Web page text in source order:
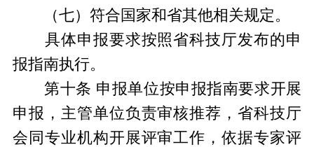
（七）符合国家和省其他相关规定。
具体申报要求按照省科技厅发布的申
报指南执行。
第十条 申报单位按申报指南要求开展
申报，主管单位负责审核推荐，省科技厅
会同专业机构开展评审工作，依据专家评